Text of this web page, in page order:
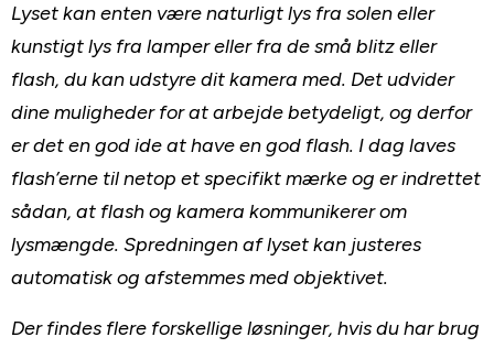
Lyset kan enten være naturligt lys fra solen eller
kunstigt lys fra lamper eller fra de små blitz eller
flash, du kan udstyre dit kamera med. Det udvider
dine muligheder for at arbejde betydeligt, og derfor
er det en god ide at have en god flash. I dag laves
flash’erne til netop et specifikt mærke og er indrettet
sådan, at flash og kamera kommunikerer om
lysmængde. Spredningen af lyset kan justeres
automatisk og afstemmes med objektivet.
Der findes flere forskellige løsninger, hvis du har brug